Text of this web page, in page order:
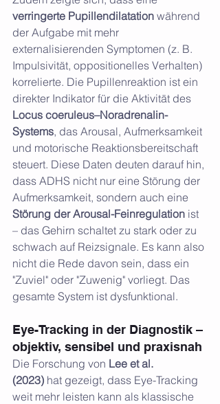
verringerte Pupillendilatation während
der Aufgabe mit mehr
externalisierenden Symptomen (z. B.
Impulsivität, oppositionelles Verhalten)
korrelierte. Die Pupillenreaktion ist ein
direkter Indikator für die Aktivität des
Locus coeruleus–Noradrenalin-
Systems, das Arousal, Aufmerksamkeit
und motorische Reaktionsbereitschaft
steuert. Diese Daten deuten darauf hin,
dass ADHS nicht nur eine Störung der
Aufmerksamkeit, sondern auch eine
Störung der Arousal-Feinregulation ist
– das Gehirn schaltet zu stark oder zu
schwach auf Reizsignale. Es kann also
nicht die Rede davon sein, dass ein
"Zuviel" oder "Zuwenig" vorliegt. Das
gesamte System ist dysfunktional.
Eye-Tracking in der Diagnostik –
objektiv, sensibel und praxisnah
Die Forschung von Lee et al.
(2023) hat gezeigt, dass Eye-Tracking
weit mehr leisten kann als klassische